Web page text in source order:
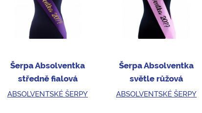
Šerpa Absolventka
středně fialová
ABSOLVENTSKÉ ŠERPY
Šerpa Absolventka
světle růžová
ABSOLVENTSKÉ ŠERPY